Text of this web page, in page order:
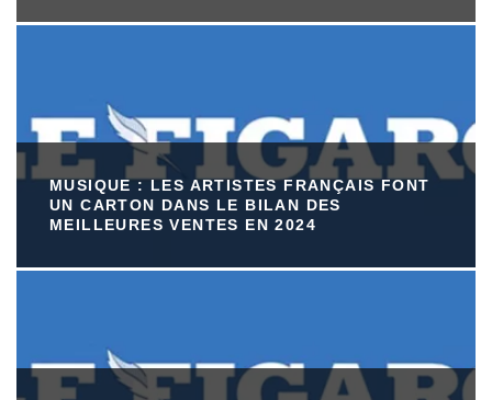
MUSIQUE : LES ARTISTES FRANÇAIS FONT
UN CARTON DANS LE BILAN DES
MEILLEURES VENTES EN 2024